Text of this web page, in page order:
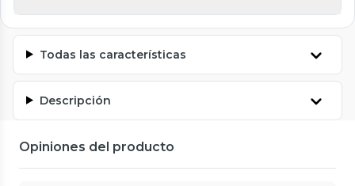
Todas las características
Descripción
Opiniones del producto